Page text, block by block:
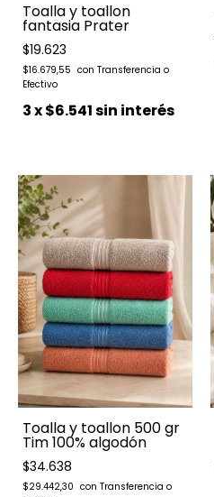
Toalla y toallon
fantasia Prater
$19.623
$16.679,55
3x$6.541sin interés
Toalla y toallon 500 gr
Tim 100% algodón
$34.638
$29.442,30